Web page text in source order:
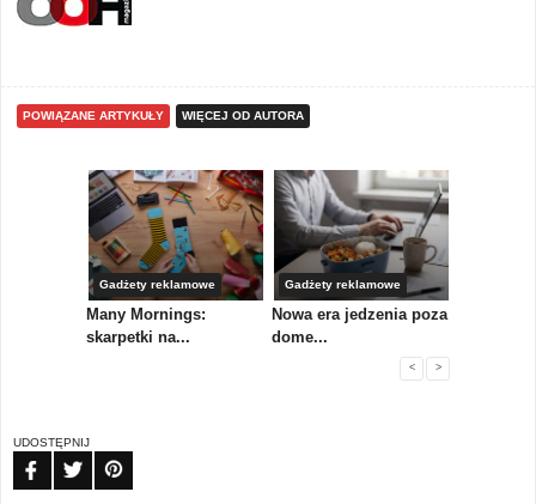
POWIĄZANE ARTYKUŁY WIĘCEJ OD AUTORA
Gadżety reklamowe
Many Mornings:
skarpetki na...
Gadżety reklamowe
Nowa era jedzenia poza
dome...
< >
UDOSTĘPNIJ